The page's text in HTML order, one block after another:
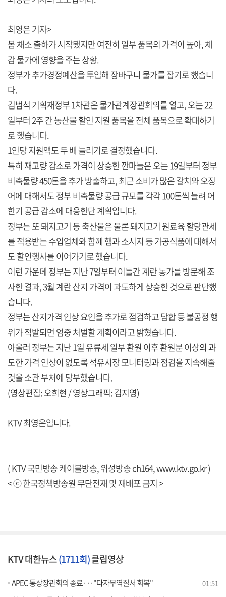
최영은 기자>
봄 채소 출하가 시작됐지만 여전히 일부 품목의 가격이 높아, 체
감 물가에 영향을 주는 상황.
정부가 추가경정예산을 투입해 장바구니 물가를 잡기로 했습니
다.
김범석 기획재정부 1차관은 물가관계장관회의를 열고, 오는 22
일부터 2주 간 농산물 할인 지원 품목을 전체 품목으로 확대하기
로 했습니다.
1인당 지원액도 두 배 늘리기로 결정했습니다.
특히 재고량 감소로 가격이 상승한 깐마늘은 오는 19일부터 정부
비축물량 450톤을 추가 방출하고, 최근 소비가 많은 갈치와 오징
어에 대해서도 정부 비축물량 공급 규모를 각각 100톤씩 늘려 어
한기 공급 감소에 대응한단 계획입니다.
정부는 또 돼지고기 등 축산물은 물론 돼지고기 원료육 할당관세
를 적용받는 수입업체와 함께 햄과 소시지 등 가공식품에 대해서
도 할인행사를 이어가기로 했습니다.
이런 가운데 정부는 지난 7일부터 이틀간 계란 농가를 방문해 조
사한 결과, 3월 계란 산지 가격이 과도하게 상승한 것으로 판단했
습니다.
정부는 산지가격 인상 요인을 추가로 점검하고 담합 등 불공정 행
위가 적발되면 엄중 처벌할 계획이라고 밝혔습니다.
아울러 정부는 지난 1일 유류세 일부 환원 이후 환원분 이상의 과
도한 가격 인상이 없도록 석유시장 모니터링과 점검을 지속해줄
것을 소관 부처에 당부했습니다.
(영상편집: 오희현 / 영상그래픽: 김지영)
KTV 최영은입니다.
( KTV 국민방송 케이블방송, 위성방송 ch164,www.ktv.go.kr)
< ⓒ 한국정책방송원 무단전재 및 재배포 금지 >
KTV 대한뉴스(1711회)클립영상
APEC 통상장관회의 종료···"다자무역질서 회복" 01:51